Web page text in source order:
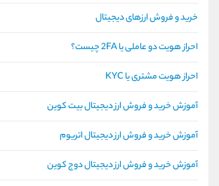
خرید و فروش ارزهای دیجیتال
احراز هویت دو عاملی یا 2FA چیست؟
احراز هویت مشتری یا KYC
آموزش خرید و فروش ارز دیجیتال بیت کوین
آموزش خرید و فروش ارز دیجیتال اتریوم
آموزش خرید و فروش ارز دیجیتال دوج کوین